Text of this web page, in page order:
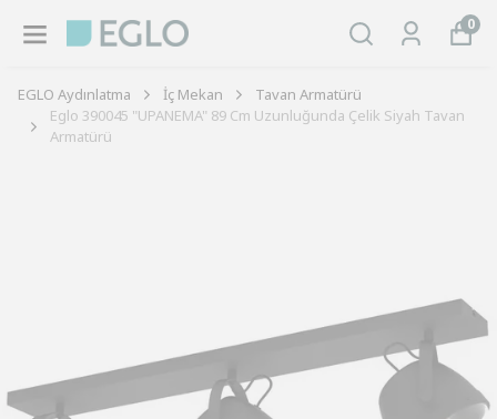
0
EGLO Aydınlatma İç Mekan
Tavan Armatürü
Eglo 390045 "UPANEMA" 89 Cm Uzunluğunda Çelik Siyah Tavan
Armatürü